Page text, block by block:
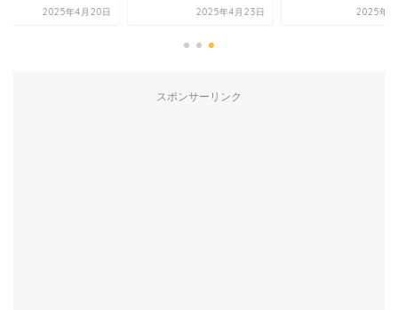
2025年4月20日 2025年4月23日 2025年7
スポンサーリンク